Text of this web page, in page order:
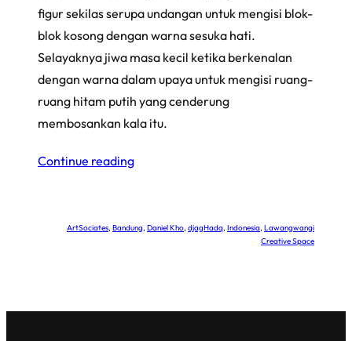
figur sekilas serupa undangan untuk mengisi blok-
blok kosong dengan warna sesuka hati.
Selayaknya jiwa masa kecil ketika berkenalan
dengan warna dalam upaya untuk mengisi ruang-
ruang hitam putih yang cenderung
membosankan kala itu.
Continue reading
ArtSociates, Bandung, Daniel Kho, djagHadq, Indonesia, Lawangwangi
Creative Space